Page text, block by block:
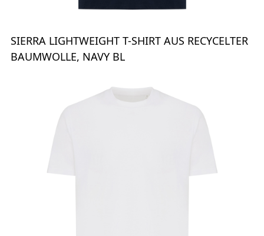
SIERRA LIGHTWEIGHT T-SHIRT AUS RECYCELTER
BAUMWOLLE, NAVY BL